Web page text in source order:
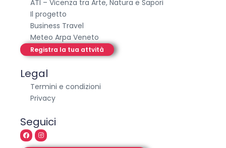
Info
ATI – Vicenza tra Arte, Natura e Sapori
Il progetto
Business Travel
Meteo Arpa Veneto
Registra la tua attvità
Legal
Termini e condizioni
Privacy
Seguici